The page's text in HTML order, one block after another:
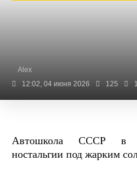
Alex
12:02, 04 июня 2026
125 1
Автошкола СССР в
ностальгии под жарким